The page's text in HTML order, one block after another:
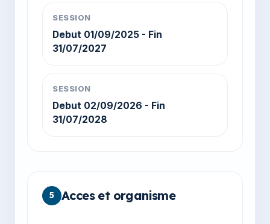
SESSION
Debut 01/09/2025 - Fin
31/07/2027
SESSION
Debut 02/09/2026 - Fin
31/07/2028
5 Acces et organisme